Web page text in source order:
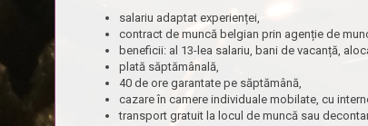
salariu adaptat experienței,
contract de muncă belgian prin agenție de
beneficii: al 13-lea salariu, bani de vacanță,
plată săptămânală,
40 de ore garantate pe săptămână,
cazare în camere individuale mobilate, cu
transport gratuit la locul de muncă sau